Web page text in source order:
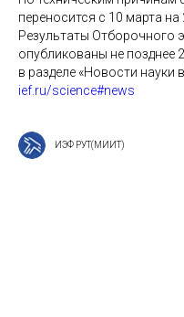
переносится с 10 марта на
Результаты Отборочного
опубликованы не позднее
в разделе «Новости науки
ief.ru/science#news
ИЭФ РУТ(МИИТ)